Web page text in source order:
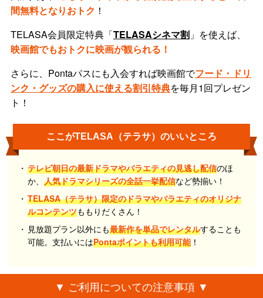
間無料となりおトク ！
TELASA会員限定特典「TELASAシネマ割」を使えば、
映画館でもおトクに映画が観られる！
さらに、Pontaパスにも入会すれば映画館でフード・ドリ
ンク・グッズの購入に使える割引特典を毎月1回プレゼン
ト！
ここがTELASA（テラサ）のいいところ
テレビ朝日の最新ドラマやバラエティの見逃し配信のほ
か、人気ドラマシリーズの全話一挙配信など勢揃い！
TELASA（テラサ）限定のドラマやバラエティのオリジナ
ルコンテンツももりだくさん！
見放題プラン以外にも最新作を単品でレンタルすることも
可能。支払いにはPontaポイントも利用可能！
▼ ご利用についての注意事項 ▼